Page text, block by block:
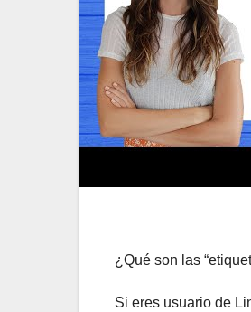
¿Qué son las
Si eres usuario de